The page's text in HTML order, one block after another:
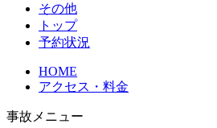
その他
トップ
予約状況
HOME
アクセス・料金
事故メニュー